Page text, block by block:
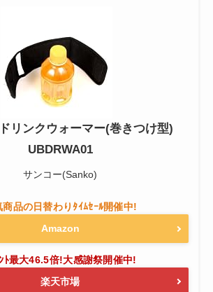
リンクウォーマー(巻きつけ型)
UBDRWA01
サンコー(Sanko)
Amazon
楽天市場